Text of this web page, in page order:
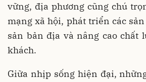
vững, địa phương cũng chú
mạng xã hội, phát triển các sản
sản bản địa và nâng cao chất
khách.
Giữa nhịp sống hiện đại,